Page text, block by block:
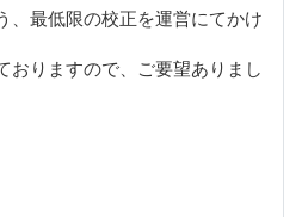
、最低限の校正を運営にてかけ
おりますので、ご要望ありまし